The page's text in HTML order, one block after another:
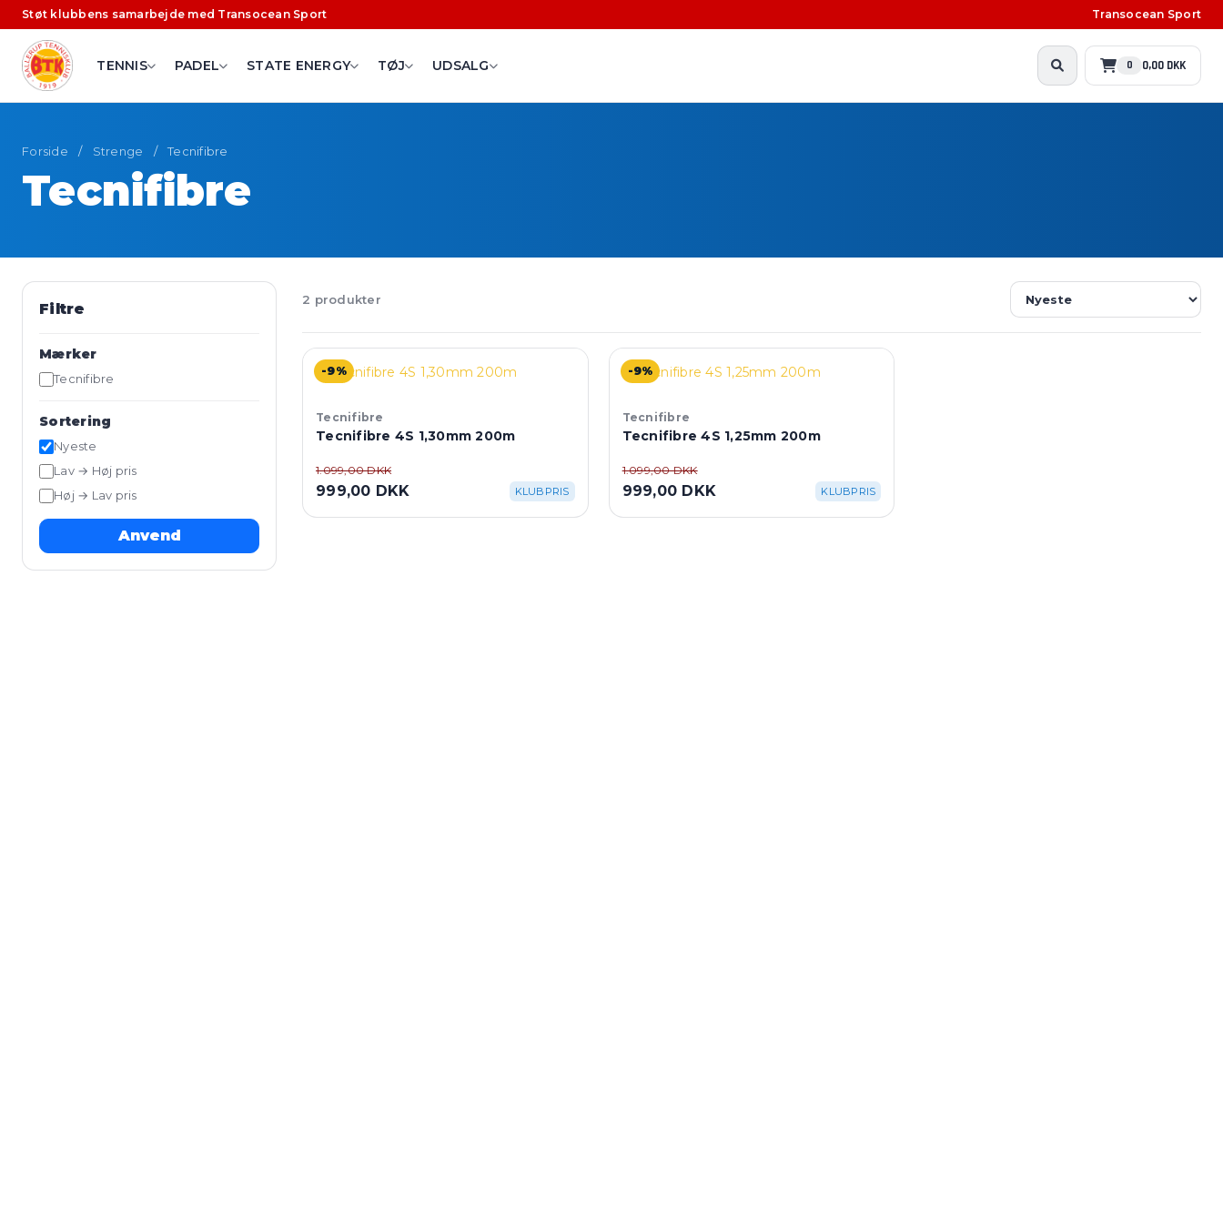
Støt klubbens samarbejde med Transocean Sport Transocean Sport
TENNIS PADEL STATE ENERGY TØJ UDSALG 0 0,00 DKK
Forside / Strenge / Tecnifibre
Tecnifibre
Filtre
Mærker
Tecnifibre
Sortering
Nyeste
Lav → Høj pris
Høj → Lav pris
Anvend
2 produkter
-9%
Tecnifibre
Tecnifibre 4S 1,30mm 200m
1.099,00 DKK
999,00 DKK KLUBPRIS
-9%
Tecnifibre
Tecnifibre 4S 1,25mm 200m
1.099,00 DKK
999,00 DKK KLUBPRIS